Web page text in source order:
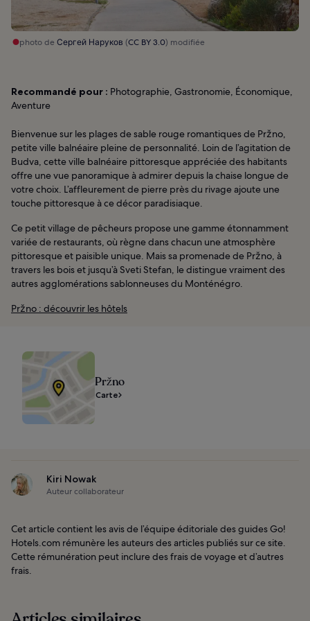
photo de Сергей Наруков (CC BY 3.0) modifiée
Recommandé pour : Photographie, Gastronomie, Économique,
Aventure
Bienvenue sur les plages de sable rouge romantiques de Pržno,
petite ville balnéaire pleine de personnalité. Loin de l’agitation de
Budva, cette ville balnéaire pittoresque appréciée des habitants
offre une vue panoramique à admirer depuis la chaise longue de
votre choix. L’affleurement de pierre près du rivage ajoute une
touche pittoresque à ce décor paradisiaque.
Ce petit village de pêcheurs propose une gamme étonnamment
variée de restaurants, où règne dans chacun une atmosphère
pittoresque et paisible unique. Mais sa promenade de Pržno, à
travers les bois et jusqu’à Sveti Stefan, le distingue vraiment des
autres agglomérations sablonneuses du Monténégro.
Pržno : découvrir les hôtels
Pržno
Carte
Kiri Nowak
Auteur collaborateur
Cet article contient les avis de l’équipe éditoriale des guides Go!
Hotels.com rémunère les auteurs des articles publiés sur ce site.
Cette rémunération peut inclure des frais de voyage et d’autres
frais.